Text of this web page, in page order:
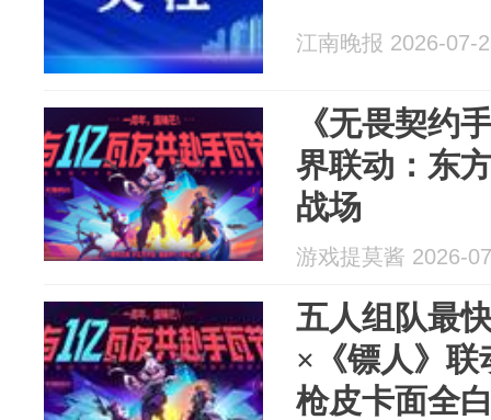
江南晚报 2026-07-
《无畏契约
界联动：东
战场
游戏提莫酱 2026-
五人组队最
×《镖人》联
枪皮卡面全